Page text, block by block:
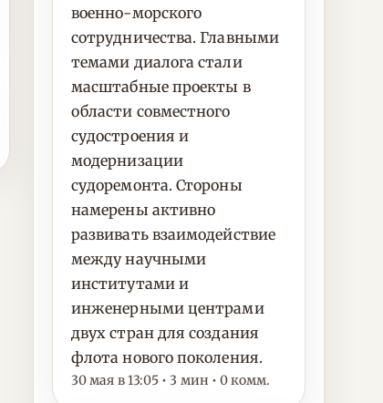
военно-морского
сотрудничества. Главными
темами диалога стали
масштабные проекты в
области совместного
судостроения и
модернизации
судоремонта. Стороны
намерены активно
развивать взаимодействие
между научными
институтами и
инженерными центрами
двух стран для создания
флота нового поколения.
30 мая в 13:05 • 3 мин • 0 комм.